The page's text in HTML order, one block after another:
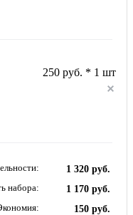
250 руб. * 1 шт
1 320 руб.
набора:
1 170 руб.
150 руб.